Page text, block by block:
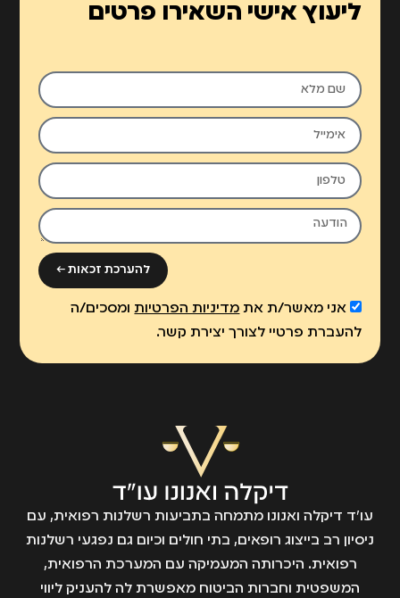
ליעוץ אישי השאירו פרטים
אני מאשר/ת את מדיניות הפרטיותומסכים/ה
להעברת פרטיי לצורך יצירת קשר.
להערכת זכאות ←
עו״ד דיקלה ואנונו מתמחה בתביעות רשלנות רפואית, עם
ניסיון רב בייצוג רופאים, בתי חולים וכיום גם נפגעי רשלנות
רפואית. היכרותה המעמיקה עם המערכת הרפואית,
המשפטית וחברות הביטוח מאפשרת לה להעניק ליווי